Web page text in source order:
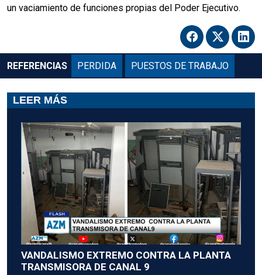
un vaciamiento de funciones propias del Poder Ejecutivo.
REFERENCIAS PERDIDA PUESTOS DE TRABAJO
LEER MÁS
VANDALISMO EXTREMO CONTRA LA PLANTA
TRANSMISORA DE CANAL 9